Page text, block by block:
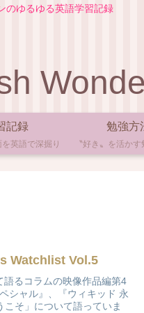
のゆるゆる英語学習記録
記録
英語で深掘り
勉強方
〝好き〟を活か
Watchlist Vol.5
るコラムの映像作品編第4
シャル』、『ウィキッド 永
そ」について語っていま